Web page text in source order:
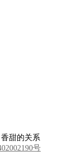
甜的关系
号